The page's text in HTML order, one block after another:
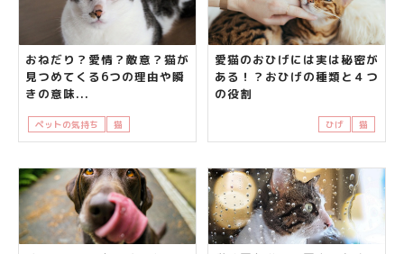
おねだり？愛情？敵意？猫が
見つめてくる6つの理由や瞬
きの意味...
ペットの気持ち 猫
愛猫のおひげには実は秘密が
ある！？おひげの種類と４つ
の役割
ひげ 猫